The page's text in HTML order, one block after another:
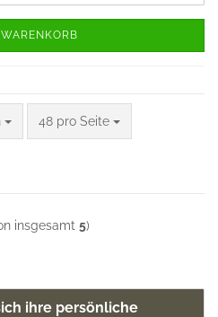
48 pro Seite
pro Seite
insgesamt 5)
ihre persönliche